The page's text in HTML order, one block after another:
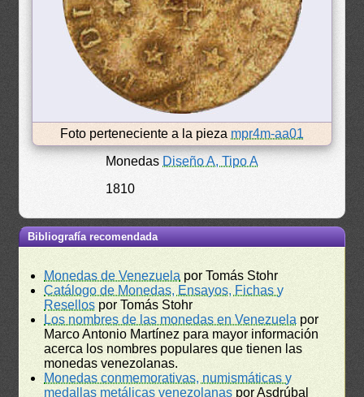
Foto perteneciente a la pieza mpr4m-aa01
Monedas Diseño A, Tipo A
1810
Bibliografía recomendada
Monedas de Venezuela por Tomás Stohr
Catálogo de Monedas, Ensayos, Fichas y
Resellos por Tomás Stohr
Los nombres de las monedas en Venezuela por
Marco Antonio Martínez para mayor información
acerca los nombres populares que tienen las
monedas venezolanas.
Monedas conmemorativas, numismáticas y
medallas metálicas venezolanas por Asdrúbal